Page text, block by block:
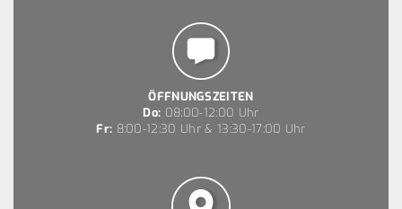
ÖFFNUNGSZEITEN
Do: 08:00-12:00 Uhr
Fr: 8:00-12:30 Uhr & 13:30-17:00 Uhr